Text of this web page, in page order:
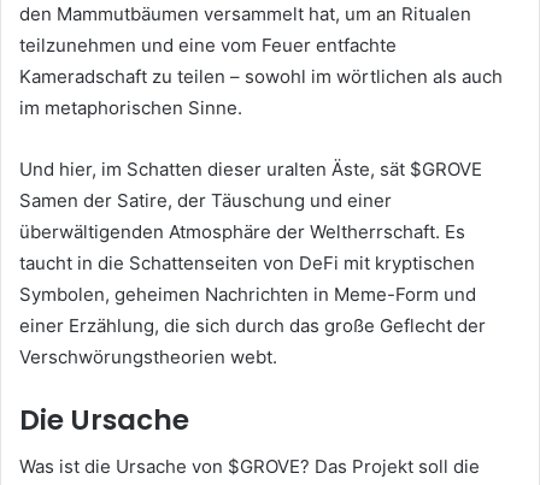
den Mammutbäumen versammelt hat, um an Ritualen
teilzunehmen und eine vom Feuer entfachte
Kameradschaft zu teilen – sowohl im wörtlichen als auch
im metaphorischen Sinne.
Und hier, im Schatten dieser uralten Äste, sät $GROVE
Samen der Satire, der Täuschung und einer
überwältigenden Atmosphäre der Weltherrschaft. Es
taucht in die Schattenseiten von DeFi mit kryptischen
Symbolen, geheimen Nachrichten in Meme-Form und
einer Erzählung, die sich durch das große Geflecht der
Verschwörungstheorien webt.
Die Ursache
Was ist die Ursache von $GROVE? Das Projekt soll die